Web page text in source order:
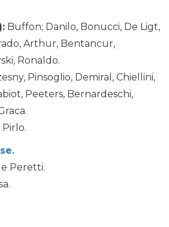
Buffon; Danilo, Bonucci, De Ligt,
Arthur, Bentancur,
Ronaldo.
Pinsoglio, Demiral, Chiellini,
Peeters, Bernardeschi,
Peretti.